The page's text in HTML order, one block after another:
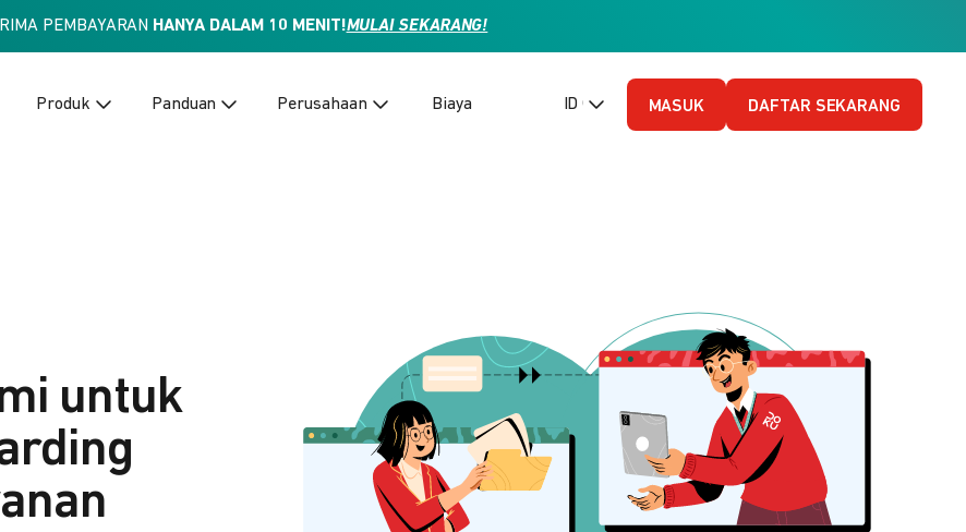
PEMBAYARAN HANYA DALAM 10 MENIT!MULAI SEKARANG!
Produk Panduan Perusahaan Biaya ID (Bahasa Indonesia)
MASUK DAFTAR SEKARANG
untuk